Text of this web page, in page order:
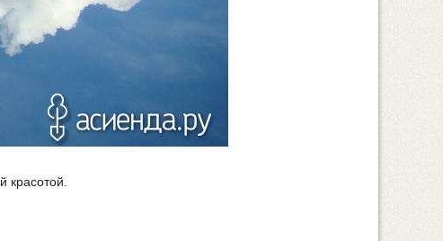
красотой.